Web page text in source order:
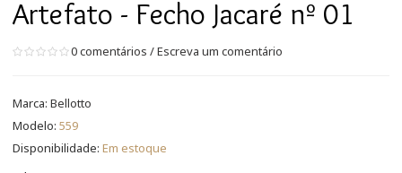
Artefato - Fecho Jacaré nº 01
0 comentários /Escreva um comentário
Marca: Bellotto
Modelo: 559
Disponibilidade: Em estoque